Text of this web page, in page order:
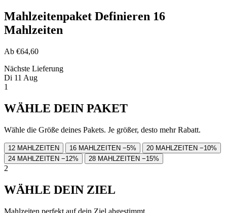
Mahlzeitenpaket Definieren 16
Mahlzeiten
Ab €64,60
Nächste Lieferung
Di 11 Aug
1
WÄHLE DEIN PAKET
Wähle die Größe deines Pakets. Je größer, desto mehr Rabatt.
12 MAHLZEITEN 16 MAHLZEITEN −5% 20 MAHLZEITEN −10%
24 MAHLZEITEN −12% 28 MAHLZEITEN −15%
2
WÄHLE DEIN ZIEL
Mahlzeiten perfekt auf dein Ziel abgestimmt.